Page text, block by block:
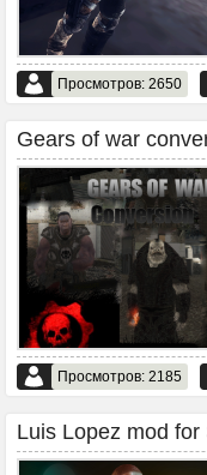
Просмотров: 2650
Gears of war
Просмотров: 2185
Luis Lopez mod for